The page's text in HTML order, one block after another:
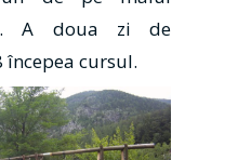
A doua zi de
cursul.